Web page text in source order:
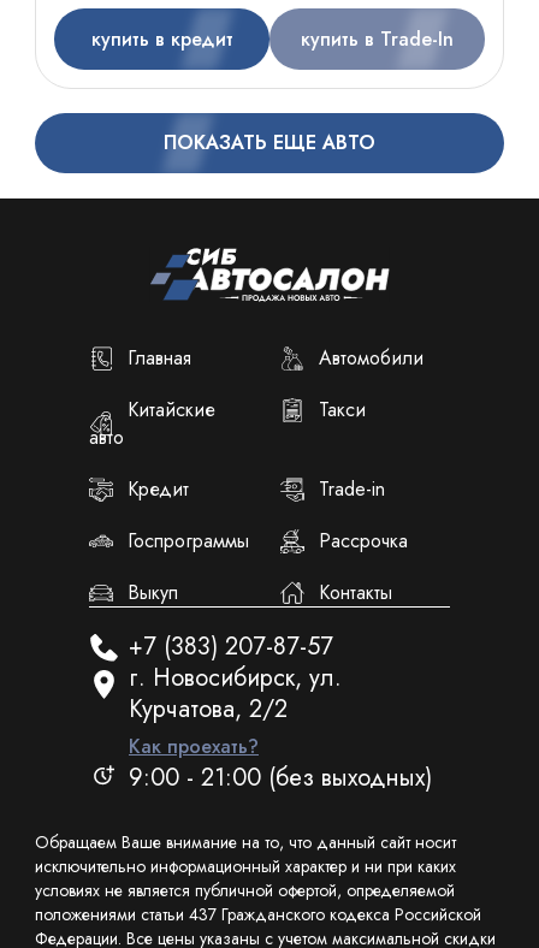
купить в кредит купить в Trade-In
ПОКАЗАТЬ ЕЩЕ АВТО
Главная
Автомобили
Китайские
авто
Такси
Кредит
Trade-in
Госпрограммы
Рассрочка
Выкуп
Контакты
+7 (383) 207-87-57
г. Новосибирск, ул.
Курчатова, 2/2
Как проехать?
9:00 - 21:00 (без выходных)
Обращаем Ваше внимание на то, что данный сайт носит
исключительно информационный характер и ни при каких
условиях не является публичной офертой, определяемой
положениями статьи 437 Гражданского кодекса Российской
Федерации. Все цены указаны с учетом максимальной скидки